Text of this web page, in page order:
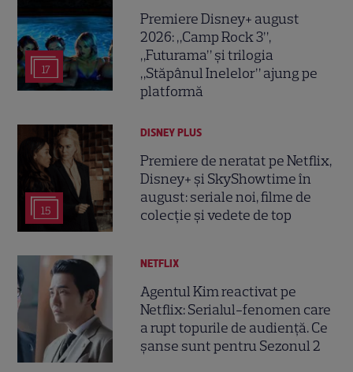
17
Premiere Disney+ august
2026: „Camp Rock 3”,
„Futurama” și trilogia
„Stăpânul Inelelor” ajung pe
platformă
15
DISNEY PLUS
Premiere de neratat pe Netflix,
Disney+ și SkyShowtime în
august: seriale noi, filme de
colecție și vedete de top
NETFLIX
Agentul Kim reactivat pe
Netflix: Serialul-fenomen care
a rupt topurile de audiență. Ce
șanse sunt pentru Sezonul 2